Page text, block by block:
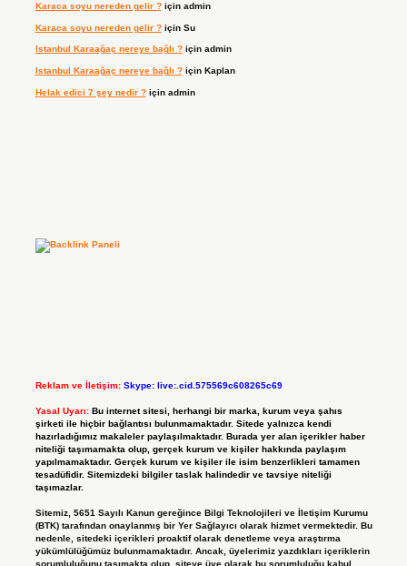
Karaca soyu nereden gelir ?için admin
Karaca soyu nereden gelir ?için Su
Istanbul Karaağaç nereye bağlı ?için admin
Istanbul Karaağaç nereye bağlı ?için Kaplan
Helak edici 7 şey nedir ?için admin
Reklam ve İletişim: Skype: live:.cid.575569c608265c69
Yasal Uyarı: Bu internet sitesi, herhangi bir marka, kurum veya şahıs
şirketi ile hiçbir bağlantısı bulunmamaktadır. Sitede yalnızca kendi
hazırladığımız makaleler paylaşılmaktadır. Burada yer alan içerikler haber
niteliği taşımamakta olup, gerçek kurum ve kişiler hakkında paylaşım
yapılmamaktadır. Gerçek kurum ve kişiler ile isim benzerlikleri tamamen
tesadüfidir. Sitemizdeki bilgiler taslak halindedir ve tavsiye niteliği
taşımazlar.
Sitemiz, 5651 Sayılı Kanun gereğince Bilgi Teknolojileri ve İletişim Kurumu
(BTK) tarafından onaylanmış bir Yer Sağlayıcı olarak hizmet vermektedir. Bu
nedenle, sitedeki içerikleri proaktif olarak denetleme veya araştırma
yükümlülüğümüz bulunmamaktadır. Ancak, üyelerimiz yazdıkları içeriklerin